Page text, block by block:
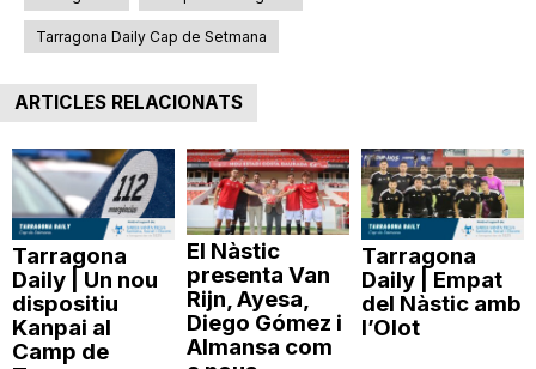
Tarragona Daily Cap de Setmana
ARTICLES RELACIONATS
Tarragona
Daily | Un nou
dispositiu
Kanpai al
Camp de
El Nàstic
presenta Van
Rijn, Ayesa,
Diego Gómez i
Almansa com
Tarragona
Daily | Empat
del Nàstic amb
l’Olot